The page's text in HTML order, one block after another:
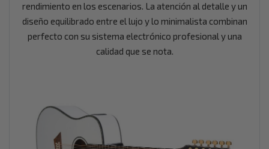
rendimiento en los escenarios. La atención al detalle y un
diseño equilibrado entre el lujo y lo minimalista combinan
perfecto con su sistema electrónico profesional y una
calidad que se nota.